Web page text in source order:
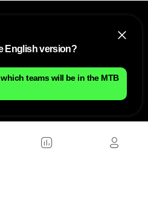
English version?
teams will be in the MTB